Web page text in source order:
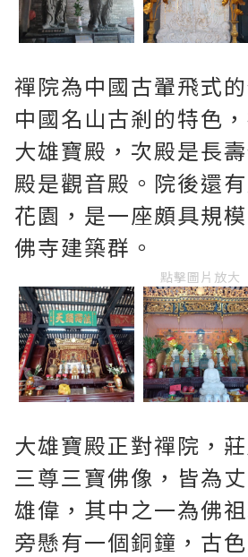
禪院為中國古翬飛式
中國名山古剎的特色
大雄寶殿，次殿是長
殿是觀音殿。院後還
花園，是一座頗具規
佛寺建築群。
點擊圖片放大
大雄寶殿正對禪院，
三尊三寶佛像，皆為
雄偉，其中之一為佛
旁懸有一個銅鐘，古